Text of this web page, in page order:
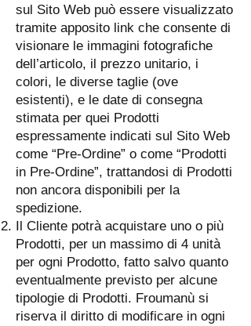
sul Sito Web può essere visualizzato
tramite apposito link che consente di
visionare le immagini fotografiche
dell’articolo, il prezzo unitario, i
colori, le diverse taglie (ove
esistenti), e le date di consegna
stimata per quei Prodotti
espressamente indicati sul Sito Web
come “Pre-Ordine” o come “Prodotti
in Pre-Ordine”, trattandosi di Prodotti
non ancora disponibili per la
spedizione.
Il Cliente potrà acquistare uno o più
Prodotti, per un massimo di 4 unità
per ogni Prodotto, fatto salvo quanto
eventualmente previsto per alcune
tipologie di Prodotti. Froumanù si
riserva il diritto di modificare in ogni